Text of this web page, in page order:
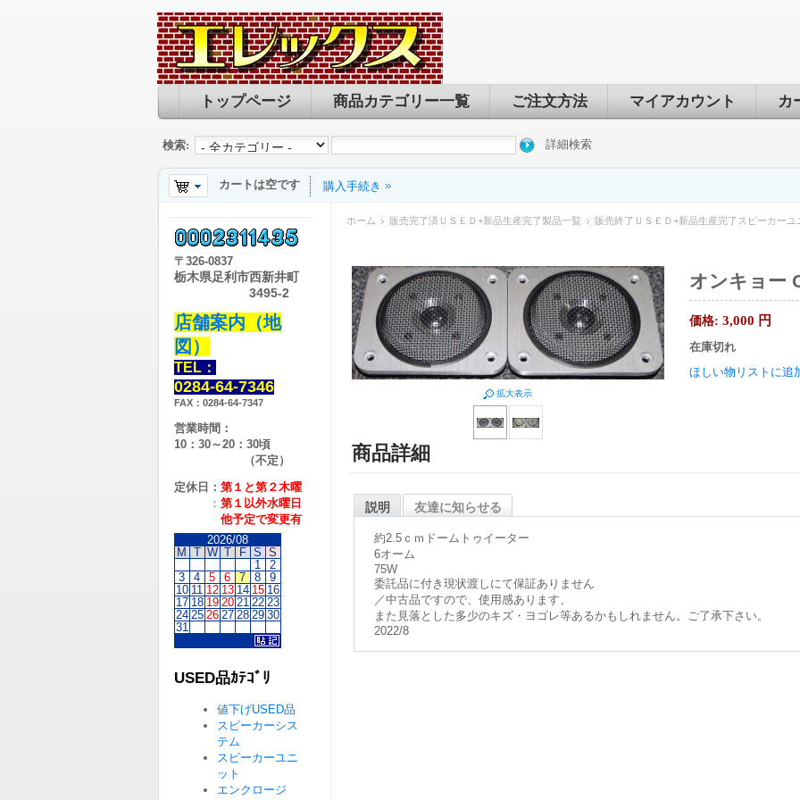
トップページ 商品カテゴリー一覧 ご注文方法 マイアカウント カ
検索: 詳細検索
カートは空です 購入手続き
ホーム 販売完了済ＵＳＥＤ+新品生産完了製品一覧 販売終了ＵＳＥＤ+新品生産完了スピーカーユ
拡大表示
オンキョー
価格: 3,000 円
在庫切れ
ほしい物リストに追
商品詳細
説明 友達に知らせる
約2.5ｃｍドームトゥイーター
6オーム
75W
委託品に付き現状渡しにて保証ありません
／中古品ですので、使用感あります、
また見落とした多少のキズ・ヨゴレ等あるかもしれません。ご了承下さい。
2022/8
〒 326-0837
栃木県足利市西新井町
3495-2
店舗案内（地
図）
TEL：
0284-64-7346
FAX：0284-64-7347
営業時間：
10：30～20：30頃
（不定）
定休日： 第１と第２木曜
： 第１以外水曜日
他予定で変更有
2026/08
M
T W T F S S
1
2
3
4 5 6 7 8
9
10 11 12 13 14 15 16
17 18 19 20 21 22 23
24 25 26 27 28 29 30
31
USED品ｶﾃｺﾞﾘ
値下げUSED品
スピーカーシス
テム
スピーカーユニ
ット
エンクロージ